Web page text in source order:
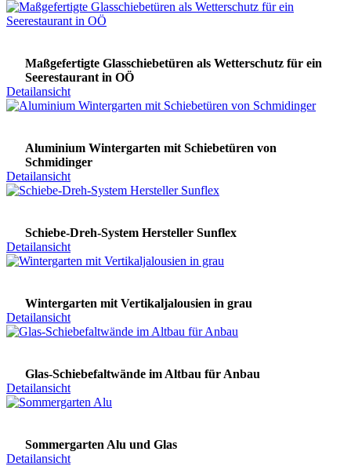
Maßgefertigte Glasschiebetüren als Wetterschutz für ein
Seerestaurant in OÖ
Detailansicht
Aluminium Wintergarten mit Schiebetüren von
Schmidinger
Detailansicht
Schiebe-Dreh-System Hersteller Sunflex
Detailansicht
Wintergarten mit Vertikaljalousien in grau
Detailansicht
Glas-Schiebefaltwände im Altbau für Anbau
Detailansicht
Sommergarten Alu und Glas
Detailansicht